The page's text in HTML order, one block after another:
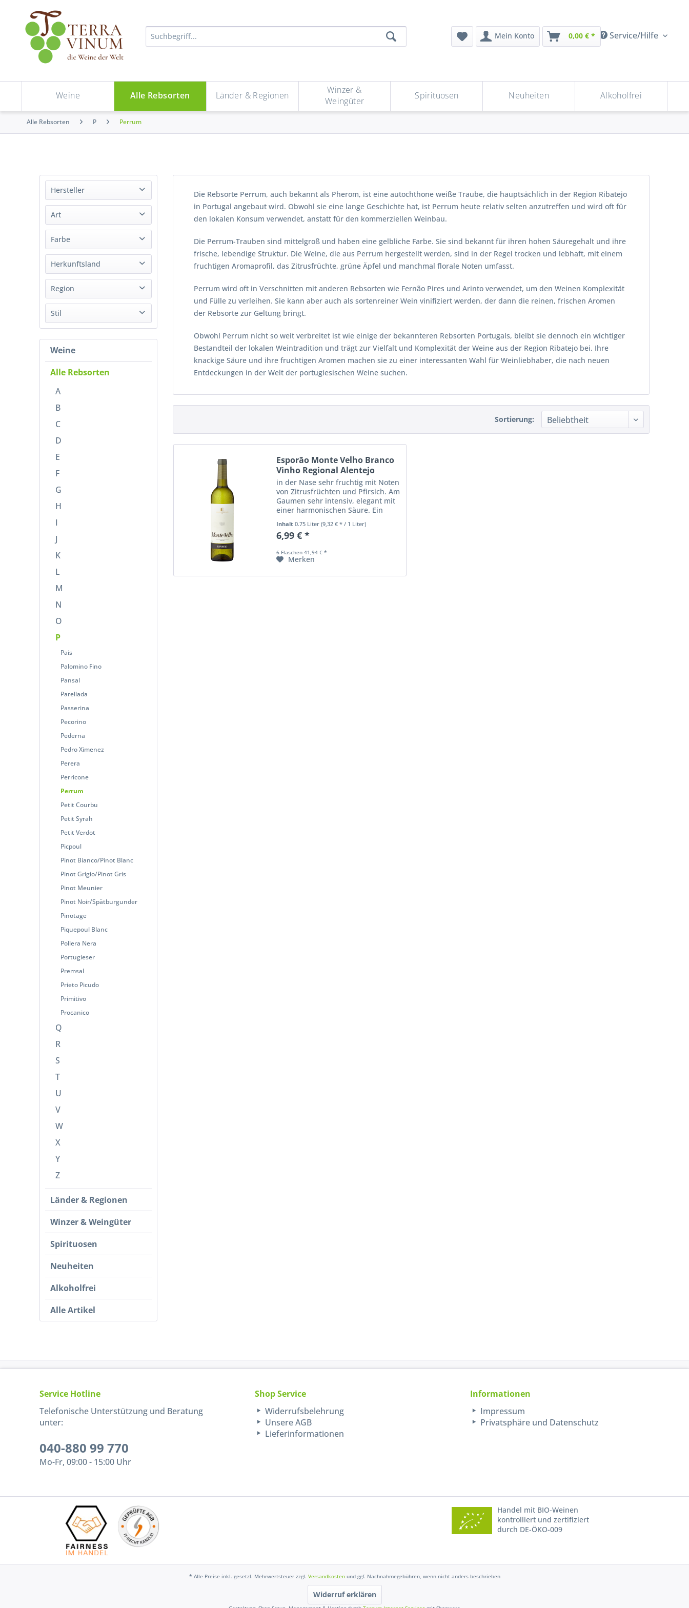
Service/Hilfe
Mein Konto 0,00 € *
Weine Alle Rebsorten Länder & Regionen
Winzer &
Weingüter
Spirituosen Neuheiten Alkoholfrei
Alle Rebsorten P Perrum
Hersteller
Art
Wein
Farbe
Weiß
Herkunftsland
Portugal
Region
Stil
Trocken
Weine
Alle Rebsorten
A
B
C
D
E
F
G
H
I
J
K
L
M
N
O
P
Pais
Palomino Fino
Pansal
Parellada
Passerina
Pecorino
Pederna
Pedro Ximenez
Perera
Perricone
Perrum
Petit Courbu
Petit Syrah
Petit Verdot
Picpoul
Pinot Bianco/Pinot Blanc
Pinot Grigio/Pinot Gris
Pinot Meunier
Pinot Noir/Spätburgunder
Pinotage
Piquepoul Blanc
Pollera Nera
Portugieser
Premsal
Prieto Picudo
Primitivo
Procanico
Q
R
S
T
U
V
W
X
Y
Z
Länder & Regionen
Winzer & Weingüter
Spirituosen
Neuheiten
Alkoholfrei
Alle Artikel
Die Rebsorte Perrum, auch bekannt als Pherom, ist eine autochthone weiße Traube, die hauptsächlich in der Region Ribatejo
in Portugal angebaut wird. Obwohl sie eine lange Geschichte hat, ist Perrum heute relativ selten anzutreffen und wird oft für
den lokalen Konsum verwendet, anstatt für den kommerziellen Weinbau.
Die Perrum-Trauben sind mittelgroß und haben eine gelbliche Farbe. Sie sind bekannt für ihren hohen Säuregehalt und ihre
frische, lebendige Struktur. Die Weine, die aus Perrum hergestellt werden, sind in der Regel trocken und lebhaft, mit einem
fruchtigen Aromaprofil, das Zitrusfrüchte, grüne Äpfel und manchmal florale Noten umfasst.
Perrum wird oft in Verschnitten mit anderen Rebsorten wie Fernão Pires und Arinto verwendet, um den Weinen Komplexität
und Fülle zu verleihen. Sie kann aber auch als sortenreiner Wein vinifiziert werden, der dann die reinen, frischen Aromen
der Rebsorte zur Geltung bringt.
Obwohl Perrum nicht so weit verbreitet ist wie einige der bekannteren Rebsorten Portugals, bleibt sie dennoch ein wichtiger
Bestandteil der lokalen Weintradition und trägt zur Vielfalt und Komplexität der Weine aus der Region Ribatejo bei. Ihre
knackige Säure und ihre fruchtigen Aromen machen sie zu einer interessanten Wahl für Weinliebhaber, die nach neuen
Entdeckungen in der Welt der portugiesischen Weine suchen.
Sortierung:
Esporão Monte Velho Branco
Vinho Regional Alentejo
in der Nase sehr fruchtig mit Noten
von Zitrusfrüchten und Pfirsich. Am
Gaumen sehr intensiv, elegant mit
einer harmonischen Säure. Ein
Wein für jede Gelegenheit.
Inhalt 0.75 Liter (9,32 € * / 1 Liter)
6,99 € *
6 Flaschen 41,94 € *
Merken
Service Hotline
Telefonische Unterstützung und Beratung
unter:
040-880 99 770
Mo-Fr, 09:00 - 15:00 Uhr
Shop Service
Widerrufsbelehrung
Unsere AGB
Lieferinformationen
Informationen
Impressum
Privatsphäre und Datenschutz
Handel mit BIO-Weinen
kontrolliert und zertifiziert
durch DE-ÖKO-009
* Alle Preise inkl. gesetzl. Mehrwertsteuer zzgl. Versandkostenund ggf. Nachnahmegebühren, wenn nicht anders beschrieben
Widerruf erklären